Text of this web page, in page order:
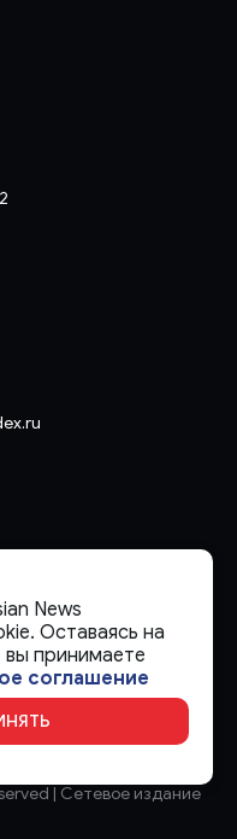
в
сфере связи,
коммуникаций
| Сетевое издание
News
Оставаясь на
вы принимаете
соглашение